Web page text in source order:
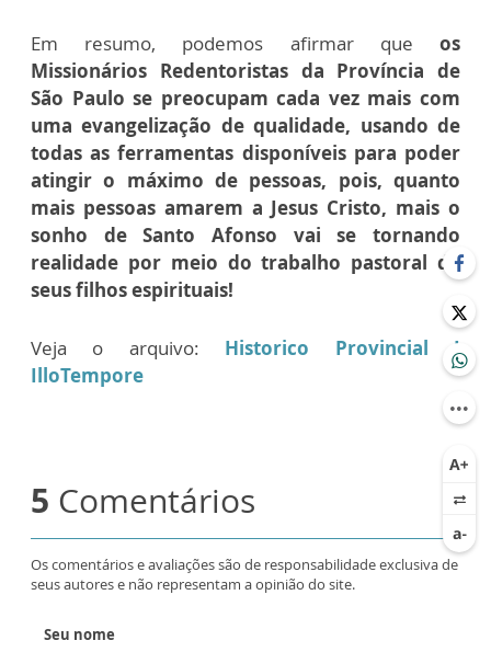
Em resumo, podemos afirmar que os
Missionários Redentoristas da Província de
São Paulo se preocupam cada vez mais com
uma evangelização de qualidade, usando de
todas as ferramentas disponíveis para poder
atingir o máximo de pessoas, pois, quanto
mais pessoas amarem a Jesus Cristo, mais o
sonho de Santo Afonso vai se tornando
realidade por meio do trabalho pastoral de
seus filhos espirituais!
Veja o arquivo: Historico Provincial I
IlloTempore
5 Comentários
Os comentários e avaliações são de responsabilidade exclusiva de
seus autores e não representam a opinião do site.
Seu nome